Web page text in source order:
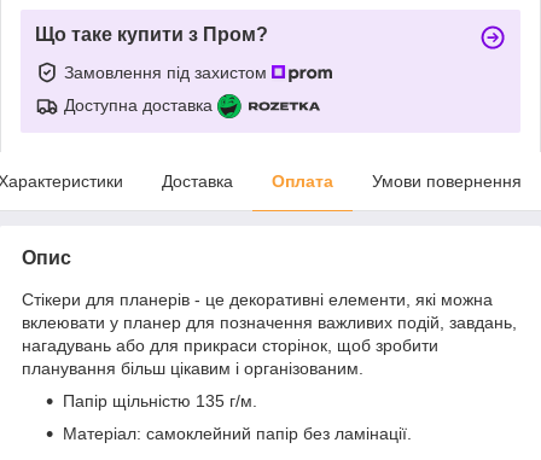
Що таке купити з Пром?
Замовлення під захистом
Доступна доставка
Доставка Оплата Умови повернення
Опис
Стікери для планерів - це декоративні елементи, які можна
вклеювати у планер для позначення важливих подій, завдань,
нагадувань або для прикраси сторінок, щоб зробити
планування більш цікавим і організованим.
Папір щільністю 135 г/м.
Матеріал: самоклейний папір без ламінації.